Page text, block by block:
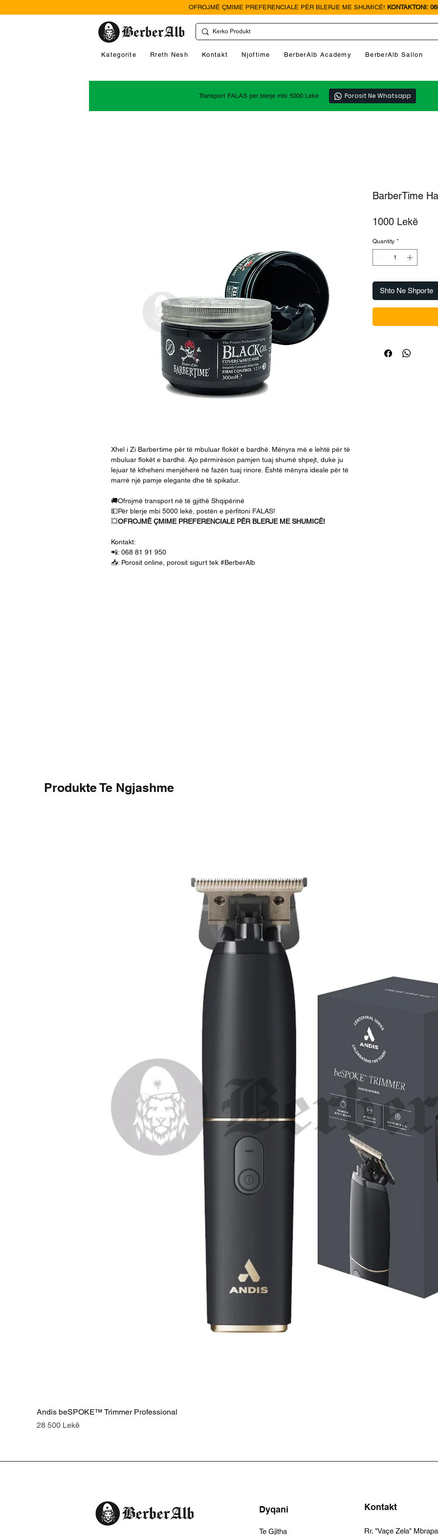
OFROJMË ÇMIME PREFERENCIALE PËR BLERJE ME SHUMICË! KONTAKTONI:
Kategorite Rreth Nesh Kontakt Njoftime BerberAlb Academy BerberAlb Sallon
Transport FALAS per blerje mbi 5000 Leke Porosit Ne Whatsapp
Xhel i Zi Barbertime për të mbuluar flokët e bardhë. Mënyra më e lehtë për të
mbuluar flokët e bardhë. Ajo përmirëson pamjen tuaj shumë shpejt, duke ju
lejuar të ktheheni menjëherë në fazën tuaj rinore. Është mënyra ideale për të
marrë një pamje elegante dhe të spikatur.
🚚Ofrojmë transport në të gjithë Shqipërinë
💵Për blerje mbi 5000 lekë, postën e përfitoni FALAS!
💥OFROJMË ÇMIME PREFERENCIALE PËR BLERJE ME SHUMICË!
Kontakt:
📲: 068 81 91 950
📥: Porosit online, porosit sigurt tek #BerberAlb
BarberTime
1000 LekëPrice
Quantity *
Shto Ne Shporte
Produkte Te Ngjashme
Andis beSPOKE™ Trimmer Professional
Price
28 500 Lekë
Dyqani
Te Gjitha
Kontakt
Rr. "Vaçe Zela"